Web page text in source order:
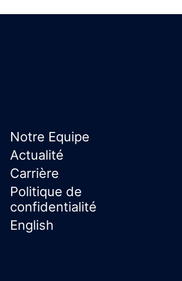
Notre Equipe
Actualité
Carrière
Politique de
confidentialité
English